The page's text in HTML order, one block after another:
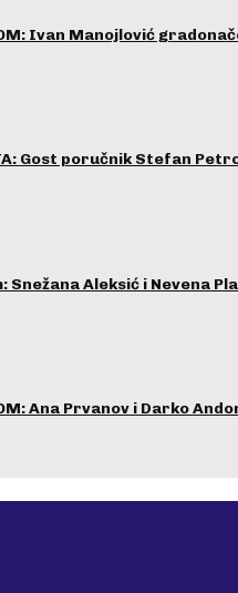
Ivan Manojlović
Gost poručnik Stefan
Snežana Aleksić i Nevena
Ana Prvanov i Darko